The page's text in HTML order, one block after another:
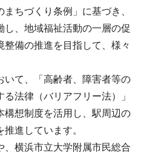
ちづくり条例」に基づき、
、地域福祉活動の一層の促
備の推進を目指して、様々
いて、「高齢者、障害者等の
法律（バリアフリー法）」
構想制度を活用し、駅周辺の
進しています。
、横浜市立大学附属市民総合